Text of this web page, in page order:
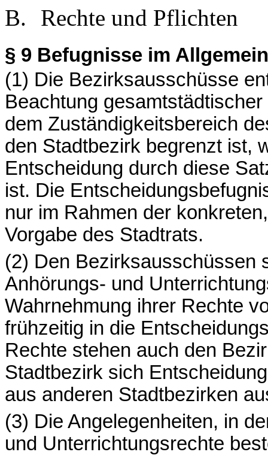
B. Rechte und Pflichten
§ 9 Befugnisse im
(1) Die Bezirksausschüsse
Beachtung
dem Zuständigkeitsbereich
den Stadtbezirk begrenzt ist,
Entscheidung durch diese
ist. Die
nur im Rahmen der
Vorgabe des Stadtrats.
(2) Den Bezirksausschüssen
Anhörungs- und
Wahrnehmung ihrer Rechte
frühzeitig in die
Rechte stehen auch den
Stadtbezirk sich
aus anderen Stadtbezirken
(3) Die Angelegenheiten, in
und Unterrichtungsrechte